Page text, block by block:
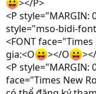
></P>
<P
style="mso-bidi-
<FONT
gia:<O
></O
<P
face="Times New